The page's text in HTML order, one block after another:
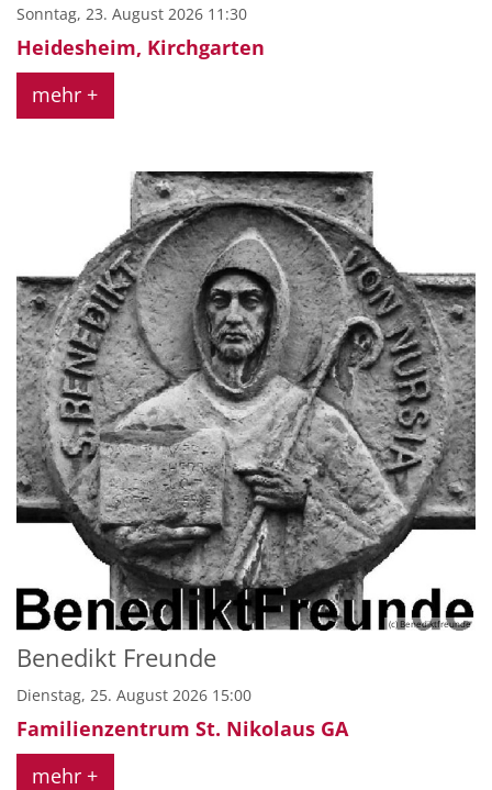
Sonntag, 23. August 2026 11:30
Heidesheim, Kirchgarten
mehr +
(c) Benediktfreunde
Benedikt Freunde
Dienstag, 25. August 2026 15:00
Familienzentrum St. Nikolaus GA
mehr +